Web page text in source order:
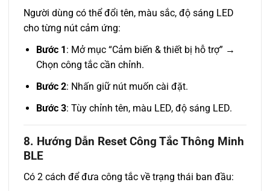
Người dùng có thể đổi tên, màu sắc, độ sáng LED
cho từng nút cảm ứng:
Bước 1: Mở mục “Cảm biến & thiết bị hỗ trợ” →
Chọn công tắc cần chỉnh.
Bước 2: Nhấn giữ nút muốn cài đặt.
Bước 3: Tùy chỉnh tên, màu LED, độ sáng LED.
8. Hướng Dẫn Reset Công Tắc Thông Minh
BLE
Có 2 cách để đưa công tắc về trạng thái ban đầu: